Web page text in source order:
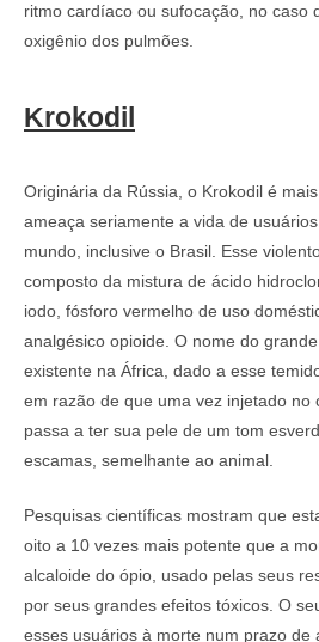
ritmo cardíaco ou sufocação, no caso
oxigênio dos pulmões.
Krokodil
Originária da Rússia, o Krokodil é
ameaça seriamente a vida de
mundo, inclusive o Brasil. Esse
composto da mistura de ácido
iodo, fósforo vermelho de uso
analgésico opioide. O nome do
existente na África, dado a esse
em razão de que uma vez injetado no
passa a ter sua pele de um tom
escamas, semelhante ao animal.
Pesquisas científicas mostram que
oito a 10 vezes mais potente que a
alcaloide do ópio, usado pelas seus
por seus grandes efeitos tóxicos. O
esses usuários à morte num prazo de